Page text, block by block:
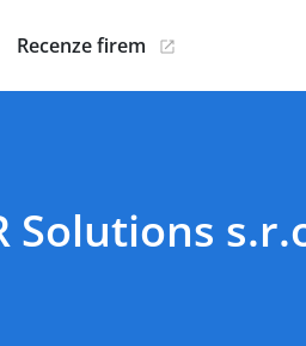
Recenze firem
Solutions